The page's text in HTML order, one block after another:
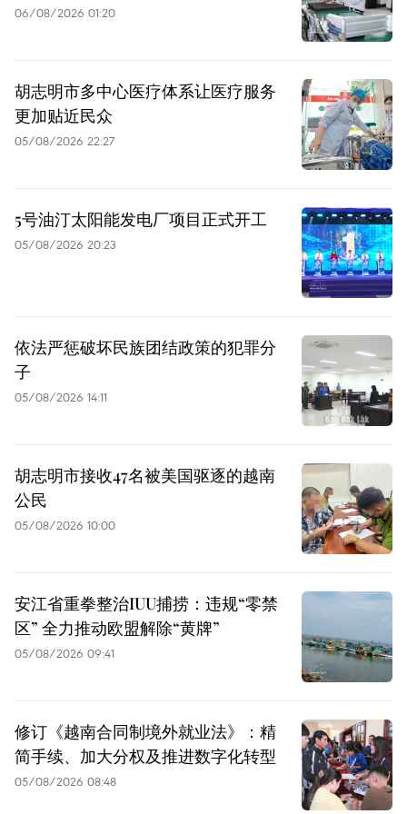
06/08/2026 01:20
胡志明市多中心医疗体系让医疗服务
更加贴近民众
05/08/2026 22:27
5号油汀太阳能发电厂项目正式开工
05/08/2026 20:23
依法严惩破坏民族团结政策的犯罪分
子
05/08/2026 14:11
胡志明市接收47名被美国驱逐的越南
公民
05/08/2026 10:00
安江省重拳整治IUU捕捞：违规“零禁
区” 全力推动欧盟解除“黄牌”
05/08/2026 09:41
修订《越南合同制境外就业法》：精
简手续、加大分权及推进数字化转型
05/08/2026 08:48